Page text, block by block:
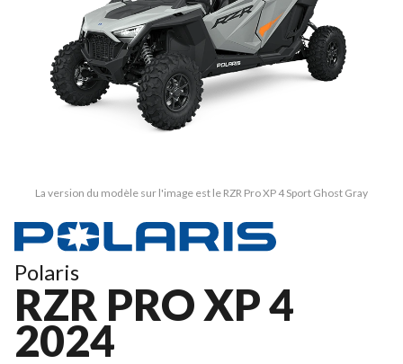
La version du modèle sur l'image est le RZR Pro XP 4 Sport Ghost Gray
Polaris
RZR PRO XP 4
2024